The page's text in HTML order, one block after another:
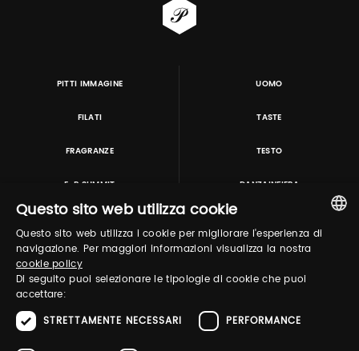
PITTI IMMAGINE UOMO
FILATI TASTE
FRAGRANZE TESTO
E-P SUMMIT DANZAINFIERA
TUTORING & CONSULTING
ITALIAN
Questo sito web utilizza cookie
Questo sito web utilizza i cookie per migliorare l'esperienza di
navigazione. Per maggiori informazioni visualizza la nostra
cookie policy
Di seguito puoi selezionare le tipologie di cookie che puoi
accettare:
STRETTAMENTE NECESSARI
PERFORMANCE